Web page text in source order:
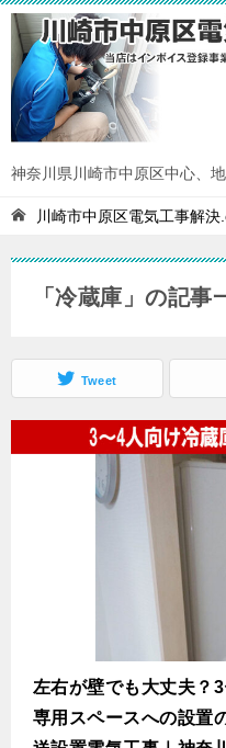
神奈川県川崎市中原区中心、
川崎市中原区電気工事解決
「冷蔵庫」の記事
Tweet
左右が壁でも大丈夫？
専用スペースへの設置